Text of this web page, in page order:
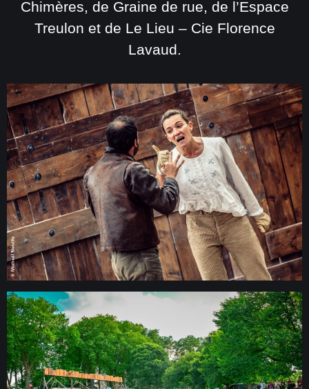
Chimères, de Graine de rue, de l’Espace
Treulon et de Le Lieu – Cie Florence
Lavaud.